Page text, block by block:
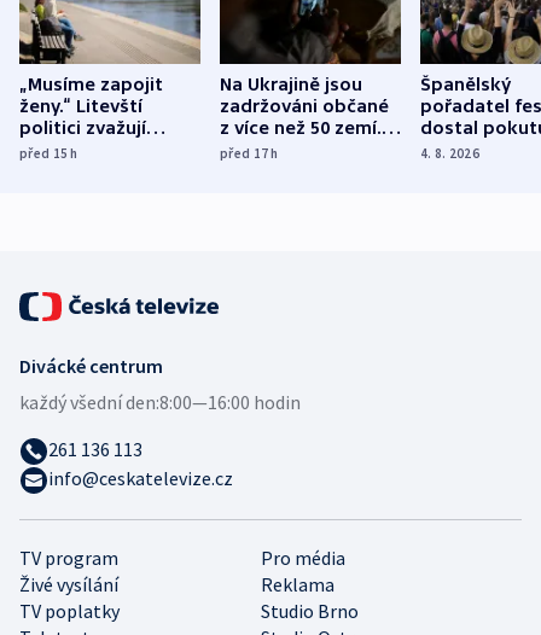
„Musíme zapojit
ženy.“ Litevští
politici zvažují
dohodu o
před 15h
Na Ukrajině jsou
zadržováni občané
z více než 50 zemí.
Bojovali na straně
před 17h
Španělský
pořadatel
dostal
nekalé
4. 8. 2026
TV program
Pro média
Živé vysílání
Reklama
TV poplatky
Studio Brno
Divácké centrum
každý všední den:8:00—16:00 hodin
261 136 113
info@ceskatelevize.cz